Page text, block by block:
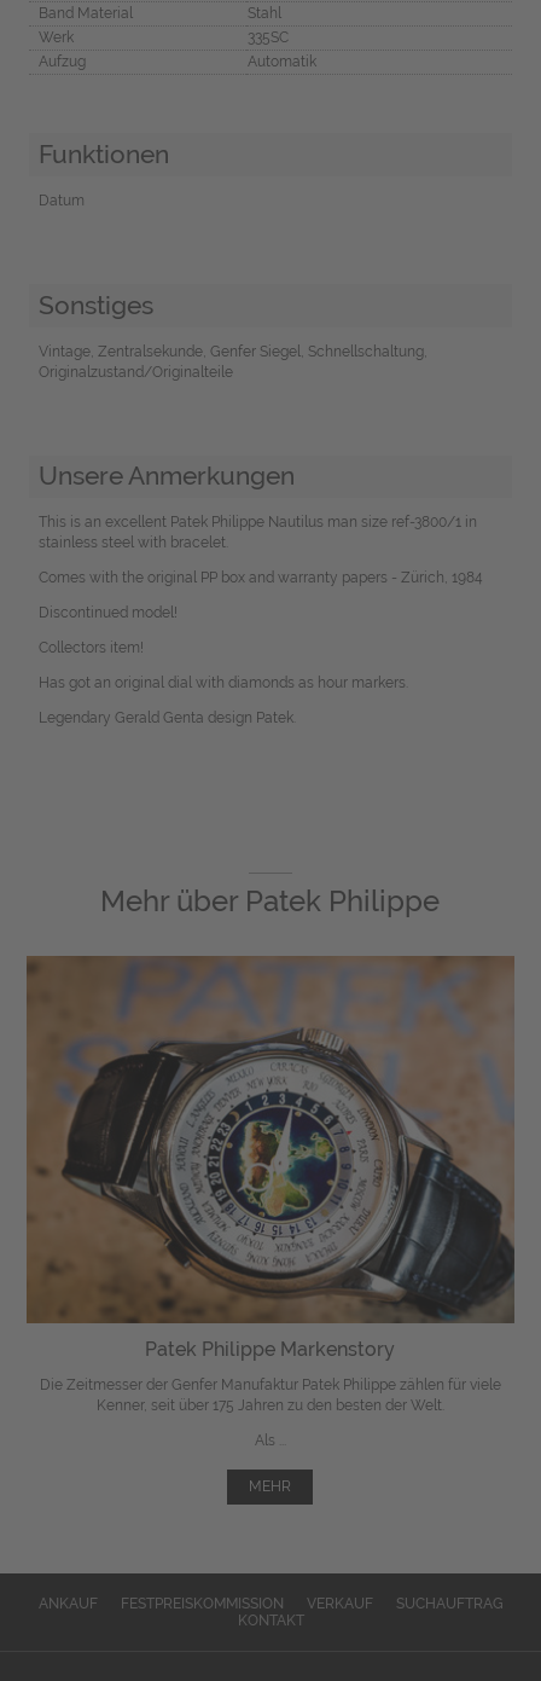
Band Material
Stahl
Werk
335SC
Aufzug
Automatik
Funktionen
Datum
Sonstiges
Vintage, Zentralsekunde, Genfer Siegel, Schnellschaltung,
Originalzustand/Originalteile
Unsere Anmerkungen
This is an excellent Patek Philippe Nautilus man size ref-3800/1 in
stainless steel with bracelet.
Comes with the original PP box and warranty papers - Zürich, 1984
Discontinued model!
Collectors item!
Has got an original dial with diamonds as hour markers.
Legendary Gerald Genta design Patek.
Mehr über Patek Philippe
Patek Philippe Markenstory
Die Zeitmesser der Genfer Manufaktur Patek Philippe zählen für viele
Kenner, seit über 175 Jahren zu den besten der Welt.
Als ...
MEHR
ANKAUF FESTPREISKOMMISSION VERKAUF
SUCHAUFTRAG
KONTAKT